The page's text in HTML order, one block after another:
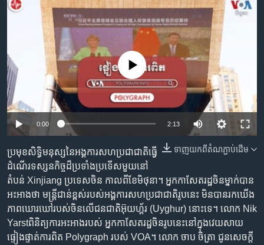
ចូល​
សម្ព័ន្ធ​
រំលង​
និង​
ចូល​
ទៅ​
កាន់​
ទំព័រ​
ស្វែង​
រក
វិទ្យុ / ផតខាសថ៍
កម្មវិធីទាំងអស់
Khmer English
បណ្តាញ​សង្គម
ភាសា
No media source currently available
0:00 2:13
ទាញ​យក​ពី​តំណភ្ជាប់​ដើម
ប្រមុខ​សិទ្ធិ​មនុស្ស​នៃ​អង្គការ​សហប្រជាជាតិ​ធ្វើ
ដំណើរ​ទស្សនកិច្ច​​ដ៏​ប្រទាំង​ប្រទើសមួយ​នៅ​
តំបន់​ Xinjiang ប្រទេស​ចិន ​កាល​ពីខែ​មិថុនា។​ អ្នកកាសែត​រដ្ឋ​ចិន​ម្នាក់​បាន​
អះអាង​ថា ​មន្រ្តី​ជាន់​ខ្ពស់របស់​អង្គការ​សហប្រជាជាតិ​​រូបនេះ មិន​បាន​រក​ឃើង​
ភាព​ឃោរឃៅ​​របស់​ចិន​លើ​ជនជាតិអ៊ុយហ្គ័រ (Uyghur) នោះទេ។ លោក Nik
Yarstពិនិត្យ​ការ​អះអាង​របស់ អ្នកកាសែត​រដ្ឋ​ចិនរូបនេះ​នៅ​ក្នុង​វេយសាយ
ផ្ទៀងផ្ទាត់ការពិត Polygraph របស់ VOA។ លោក ចាប ចិត្រា ជូនសេចក្តី